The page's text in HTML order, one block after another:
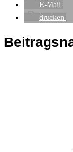
E-Mail
drucken